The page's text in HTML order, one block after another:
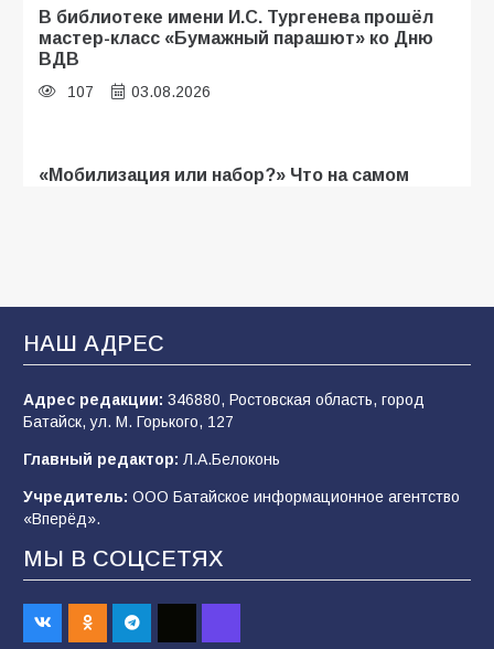
В библиотеке имени И.С. Тургенева прошёл
мастер-класс «Бумажный парашют» ко Дню
ВДВ
107 03.08.2026
«Мобилизация или набор?» Что на самом
В Батайске продолжаются дорожные работы
102 04.08.2026
после выборов: в Госдуме дали ответ
101 06.08.2026
В детском саду № 35 дети освоили
строительные профессии в ходе
спортивного праздника
НАШ АДРЕС
Адрес редакции: 346880, Ростовская область, город
Батайск, ул. М. Горького, 127
Главный редактор: Л.А.Белоконь
Учредитель: ООО Батайское информационное агентство
«Вперёд».
МЫ В СОЦСЕТЯХ